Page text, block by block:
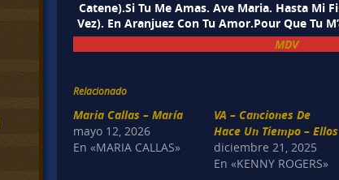
Catene).Si Tu Me Amas. Ave Maria. Hasta Mi
Vez). En Aranjuez Con Tu Amor.Pour Que Tu
MDV
Relacionado
Maria Callas – María
mayo 12, 2026
En «MARIA CALLAS»
VA – Canciones De
Hace Un Tiempo – Ellos
diciembre 21, 2025
En «KENNY ROGERS»